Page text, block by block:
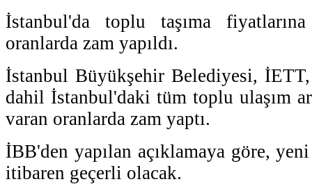
İstanbul'da toplu taşıma
oranlarda zam yapıldı.
İstanbul Büyükşehir Belediyesi,
dahil İstanbul'daki tüm toplu ulaşım
varan oranlarda zam yaptı.
İBB'den yapılan açıklamaya göre,
itibaren geçerli olacak.